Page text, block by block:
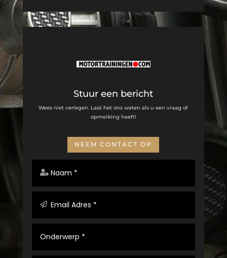
Stuur een bericht
Wees niet verlegen. Laat het ons weten als u een vraag of
opmerking heeft!
NEEM CONTACT OP